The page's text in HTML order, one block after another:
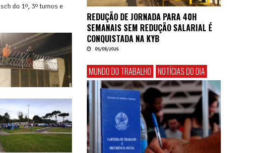
do 1º, 3º turnos e
REDUÇÃO DE JORNADA PARA 40H
SEMANAIS SEM REDUÇÃO SALARIAL É
CONQUISTADA NA KYB
05/08/2026
MUNDO DO TRABALHO NOTÍCIAS DO DIA